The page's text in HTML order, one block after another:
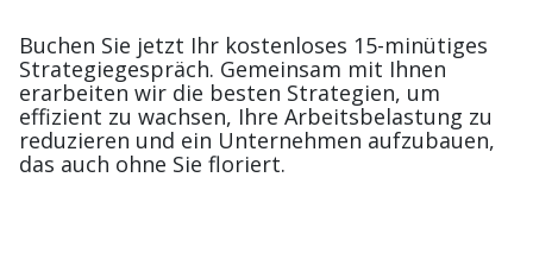
Buchen Sie jetzt Ihr kostenloses 15-minütiges
Strategiegespräch. Gemeinsam mit Ihnen
erarbeiten wir die besten Strategien, um
effizient zu wachsen, Ihre Arbeitsbelastung zu
reduzieren und ein Unternehmen aufzubauen,
das auch ohne Sie floriert.